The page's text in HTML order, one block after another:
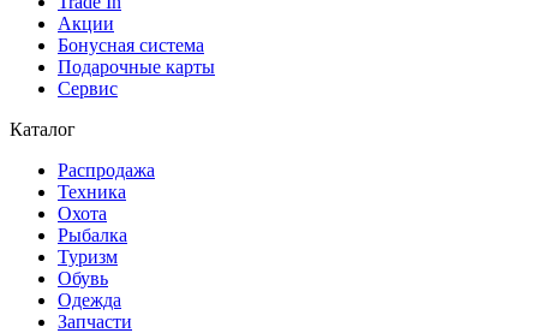
Акции
Бонусная система
Подарочные карты
Сервис
Каталог
Распродажа
Техника
Охота
Рыбалка
Туризм
Обувь
Одежда
Запчасти